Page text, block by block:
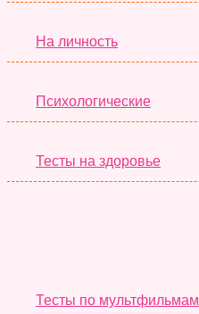
На личность
Психологические
Тесты на здоровье
Тесты по мультфильмам